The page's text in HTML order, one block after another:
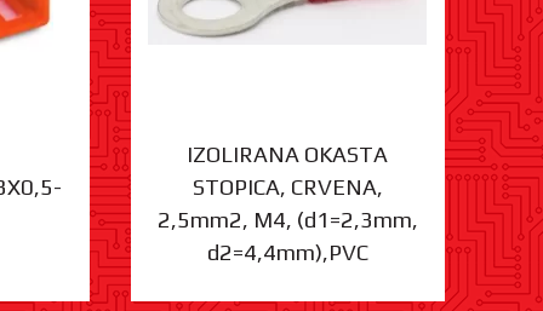
IZOLIRANA OKASTA
STOPICA, CRVENA,
2,5mm2, M4, (d1=2,3mm,
d2=4,4mm),PVC